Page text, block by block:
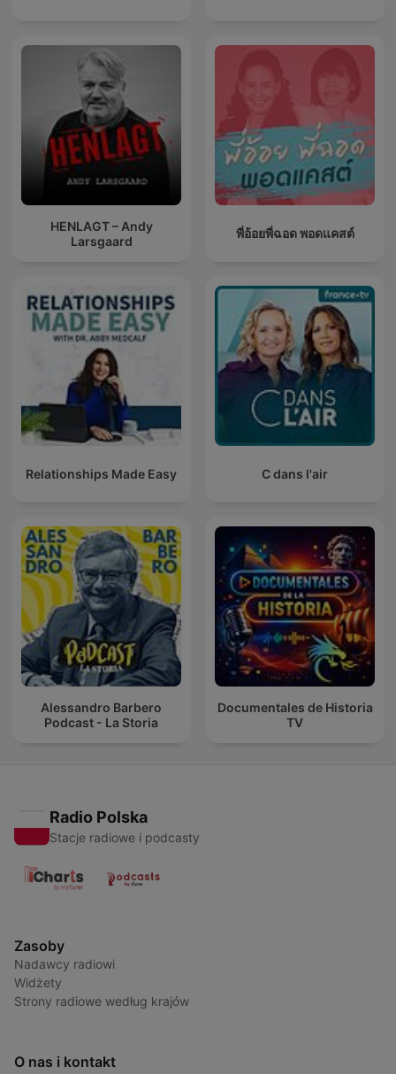
HENLAGT – Andy
Larsgaard
พี่อ้อยพี่ฉอด พอดแคสต์
Relationships Made Easy C dans l'air
Alessandro Barbero
Podcast - La Storia
Documentales de Historia
TV
Radio Polska
Stacje radiowe i podcasty
Zasoby
Nadawcy radiowi
Widżety
Strony radiowe według krajów
O nas i kontakt